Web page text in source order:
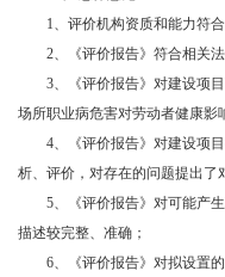
1、评价机构资质和能力符合
2、《评价报告》符合相关
3、《评价报告》对建设项
场所职业病危害对劳动者健康影
4、《评价报告》对建设项
析、评价，对存在的问题提出了
5、《评价报告》对可能产
描述较完整、准确；
6、《评价报告》对拟设置